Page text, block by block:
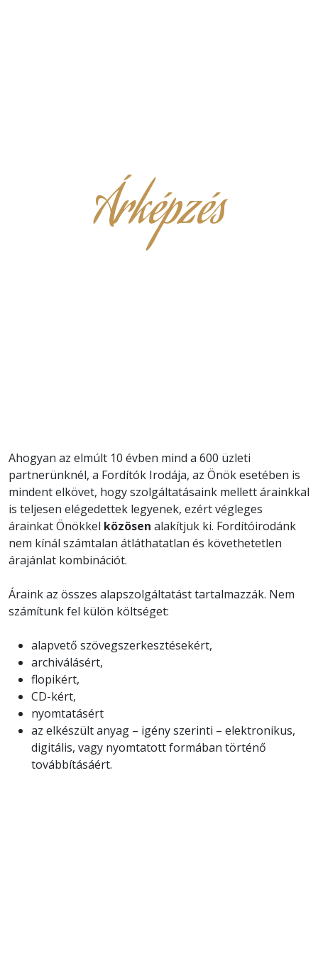
Árképzés
Ahogyan az elmúlt 10 évben mind a 600 üzleti
partnerünknél, a Fordítók Irodája, az Önök esetében is
mindent elkövet, hogy szolgáltatásaink mellett árainkkal
is teljesen elégedettek legyenek, ezért végleges
árainkat Önökkel közösen alakítjuk ki. Fordítóirodánk
nem kínál számtalan átláthatatlan és követhetetlen
árajánlat kombinációt.
Áraink az összes alapszolgáltatást tartalmazzák. Nem
számítunk fel külön költséget:
alapvető szövegszerkesztésekért,
archiválásért,
flopikért,
CD-kért,
nyomtatásért
az elkészült anyag – igény szerinti – elektronikus,
digitális, vagy nyomtatott formában történő
továbbításáért.